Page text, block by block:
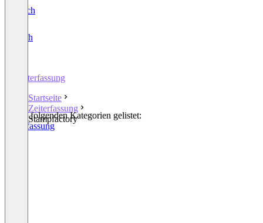
Deutsch
English
Zeiterfassung
Startseite
Zeiterfassung
Stampfactory
In den folgenden Kategorien gelistet:
Zeiterfassung